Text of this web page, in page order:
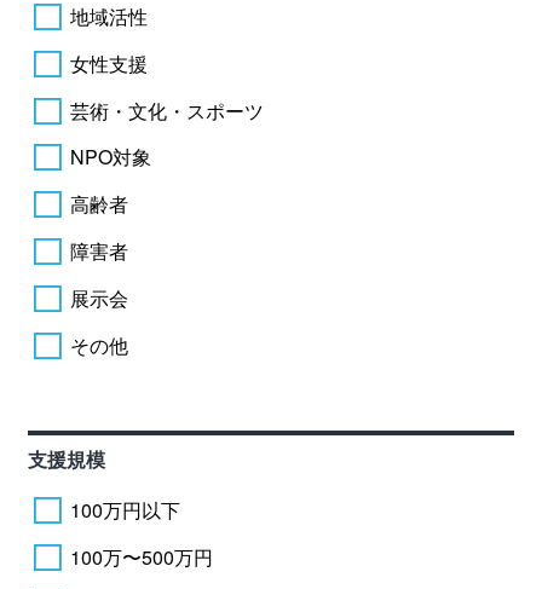
地域活性
女性支援
芸術・文化・スポーツ
NPO対象
高齢者
障害者
展示会
その他
支援規模
100万円以下
100万〜500万円